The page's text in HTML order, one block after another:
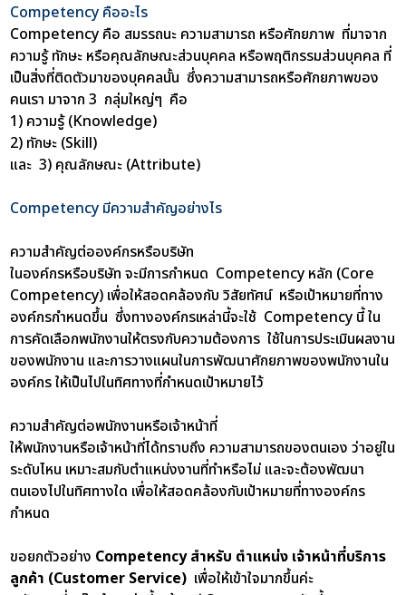
Competency คืออะไร
Competency คือ สมรรถนะ ความสามารถ หรือศักยภาพ ที่มาจาก
ความรู้ ทักษะ หรือคุณลักษณะส่วนบุคคล หรือพฤติกรรมส่วนบุคคล ที่
เป็นสิ่งที่ติดตัวมาของบุคคลนั้น ซึ่งความสามารถหรือศักยภาพของ
คนเรา มาจาก 3 กลุ่มใหญ่ๆ คือ
1) ความรู้ (Knowledge)
2) ทักษะ (Skill)
และ 3) คุณลักษณะ (Attribute)
Competency มีความสำคัญอย่างไร
ความสำคัญต่อองค์กรหรือบริษัท
ในองค์กรหรือบริษัท จะมีการกำหนด Competency หลัก (Core
Competency) เพื่อให้สอดคล้องกับ วิสัยทัศน์ หรือเป้าหมายที่ทาง
องค์กรกำหนดขึ้น ซึ่งทางองค์กรเหล่านี้จะใช้ Competency นี้ ใน
การคัดเลือกพนักงานให้ตรงกับความต้องการ ใช้ในการประเมินผลงาน
ของพนักงาน และการวางแผนในการพัฒนาศักยภาพของพนักงานใน
องค์กร ให้เป็นไปในทิศทางที่กำหนดเป้าหมายไว้
ความสำคัญต่อพนักงานหรือเจ้าหน้าที่
ให้พนักงานหรือเจ้าหน้าที่ได้ทราบถึง ความสามารถของตนเอง ว่าอยู่ใน
ระดับไหน เหมาะสมกับตำแหน่งงานที่ทำหรือไม่ และจะต้องพัฒนา
ตนเองไปในทิศทางใด เพื่อให้สอดคล้องกับเป้าหมายที่ทางองค์กร
กำหนด
ขอยกตัวอย่าง Competency สำหรับ ตำแหน่ง เจ้าหน้าที่บริการ
ลูกค้า (Customer Service) เพื่อให้เข้าใจมากขึ้นค่ะ